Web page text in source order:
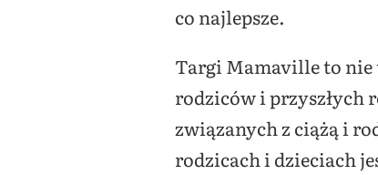
co najlepsze.
Targi Mamaville to
rodziców i przyszłych
związanych z ciążą i
rodzicach i dzieciach